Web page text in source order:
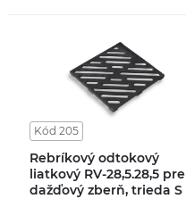
Kód 205
Rebríkový odtokový
liatkový RV-28,5.28,5 pre
dažďový zberň, trieda S